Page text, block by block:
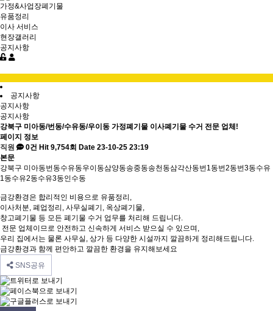
가정&사업장폐기물
유품정리
이사 서비스
현장갤러리
공지사항
공지사항
공지사항
공지사항
강북구 미아동/번동/수유동/우이동 가정폐기물 이사폐기물 수거 전문 업체!
페이지 정보
직원
0건 Hit 9,754회 Date 23-10-25 23:19
본문
강북구 미아동번동수유동우이동삼양동송중동송천동삼각산동번1동번2동번3동수유
1동수유2동수유3동인수동
금강환경은 합리적인 비용으로 유품정리,
이사처분, 폐업정리, 사무실폐기, 옥상폐기물,
창고폐기물 등 모든 폐기물 수거 업무를 처리해 드립니다.
전문 업체이므로 안전하고 신속하게 서비스 받으실 수 있으며,
우리 집에서는 물론 사무실, 상가 등 다양한 시설까지 깔끔하게 정리해드립니다.
금강환경과 함께 편안하고 깔끔한 환경을 유지해보세요
SNS공유